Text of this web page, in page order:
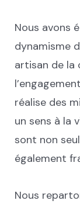
Nous avons
dynamisme
artisan de la
réalise des
un sens à la
sont non
également
Nous